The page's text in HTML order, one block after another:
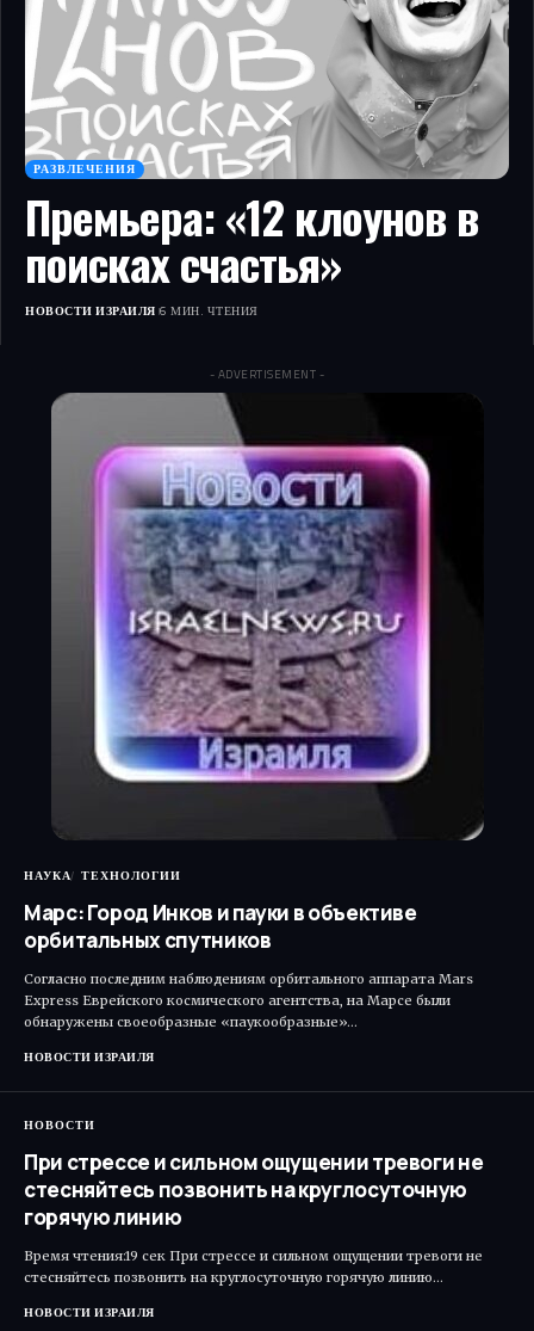
РАЗВЛЕЧЕНИЯ
Премьера: «12 клоунов в
поисках счастья»
НОВОСТИ ИЗРАИЛЯ 6 МИН. ЧТЕНИЯ
- ADVERTISEMENT -
НАУКА ТЕХНОЛОГИИ
Марс: Город Инков и пауки в объективе
орбитальных спутников
Согласно последним наблюдениям орбитального аппарата Mars
Express Еврейского космического агентства, на Марсе были
обнаружены своеобразные «паукообразные»…
НОВОСТИ ИЗРАИЛЯ
НОВОСТИ
При стрессе и сильном ощущении тревоги не
стесняйтесь позвонить на круглосуточную
горячую линию
Время чтения:19 сек При стрессе и сильном ощущении тревоги не
стесняйтесь позвонить на круглосуточную горячую линию…
НОВОСТИ ИЗРАИЛЯ